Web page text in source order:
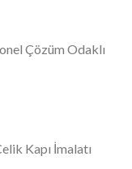
Çözüm Odaklı
Kapı İmalatı